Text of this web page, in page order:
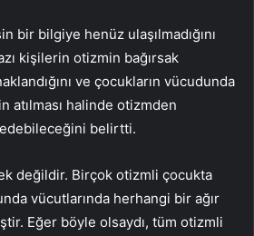
bir bilgiye henüz ulaşılmadığını
kişilerin otizmin bağırsak
ve çocukların vücudunda
atılması halinde otizmden
edebileceğini belirtti.
değildir. Birçok otizmli çocukta
vücutlarında herhangi bir ağır
Eğer böyle olsaydı, tüm otizmli